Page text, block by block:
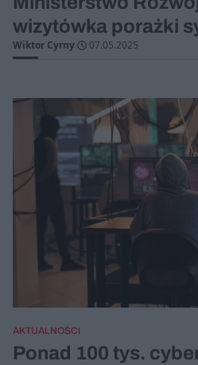
wizytówka porażki
Wiktor Cyrny 07.05.2025
AKTUALNOŚCI
Ponad 100 tys.